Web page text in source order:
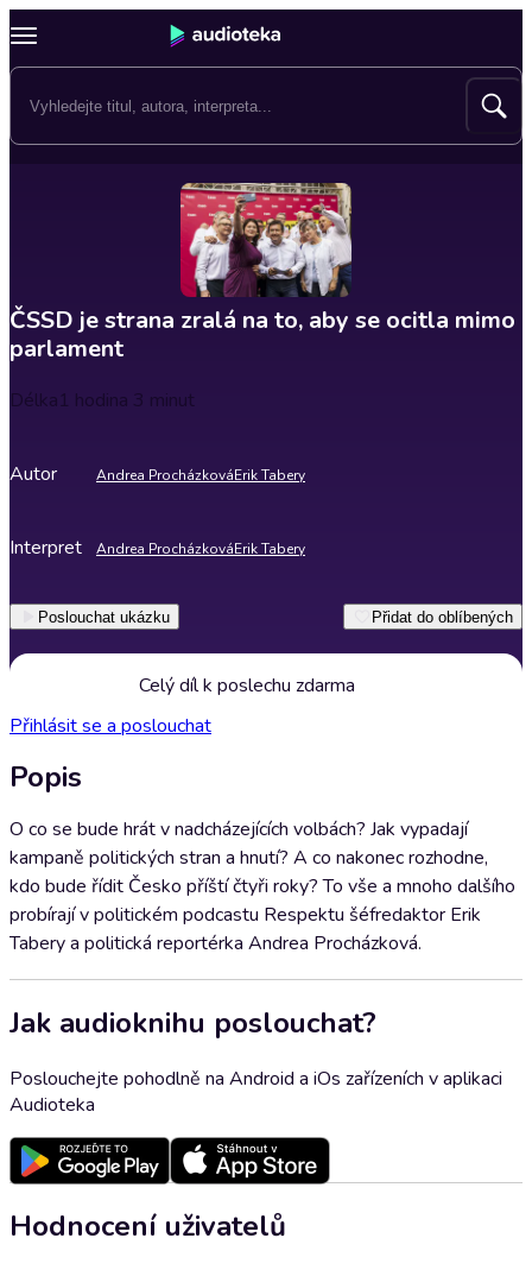
ČSSD je strana zralá na to, aby se ocitla mimo
parlament
Délka1 hodina 3 minut
Autor Andrea ProcházkováErik Tabery
Interpret Andrea ProcházkováErik Tabery
Poslouchat ukázku Přidat do oblíbených
Celý díl k poslechu zdarma
Přihlásit se a poslouchat
Popis
O co se bude hrát v nadcházejících volbách? Jak vypadají
kampaně politických stran a hnutí? A co nakonec rozhodne,
kdo bude řídit Česko příští čtyři roky? To vše a mnoho dalšího
probírají v politickém podcastu Respektu šéfredaktor Erik
Tabery a politická reportérka Andrea Procházková.
Jak audioknihu poslouchat?
Poslouchejte pohodlně na Android a iOs zařízeních v aplikaci
Audioteka
Hodnocení uživatelů